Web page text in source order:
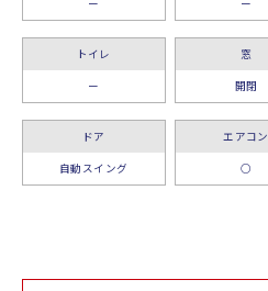
ー ー
トイレ
ー
窓
開閉
ドア
自動スイング
エアコン
○